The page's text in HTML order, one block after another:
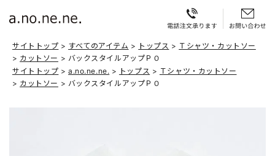
サイトトップ すべてのアイテム トップス
Ｔシャツ・カットソー
カットソー
バックスタイルアップＰＯ
サイトトップ
a.no.ne.ne. トップス
Ｔシャツ・カットソー
カットソー
バックスタイルアップＰＯ